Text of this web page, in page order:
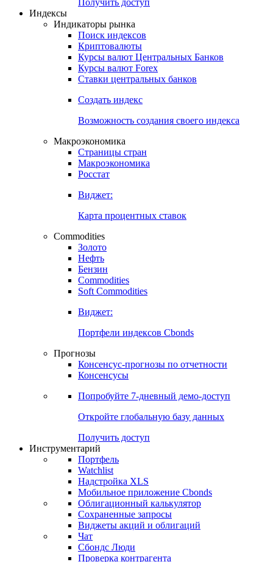
Попробуйте7-дневный
Откройте глобальную базу данных
Получить доступ
Индикаторы рынка
Поиск индексов
Курсы валют Центральных Банков
Ставки центральных банков
Создать индекс
Возможность создания своего индекса
Страницы стран
Росстат
Виджет:
Карта процентных ставок
Commodities
Золото
Бензин
Soft Commodities
Виджет:
Портфели индексов Cbonds
Прогнозы
Консенсусы
Попробуйте7-дневный
Откройте глобальную базу данных
Получить доступ
Инструментарий
Портфель
Watchlist
Надстройка XLS
Мобильное приложение Cbonds
Облигационный калькулятор
Сохраненные запросы